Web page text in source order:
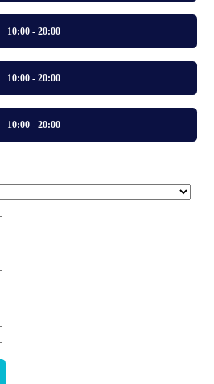
10:00 - 20:00
10:00 - 20:00
10:00 - 20:00